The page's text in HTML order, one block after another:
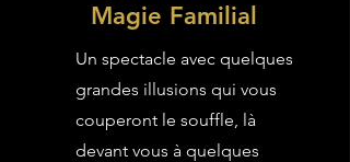
Magie Familial
Un spectacle avec quelques
grandes illusions qui vous
couperont le souffle, là
devant vous à quelques